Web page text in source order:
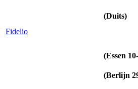
Fidelio
(Duits)
(Essen
(Berlijn